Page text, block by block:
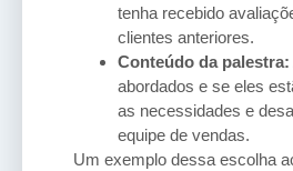
tenha recebido
clientes anteriores.
Conteúdo da palestra:
abordados e se eles
as necessidades e
equipe de vendas.
Um exemplo dessa escolha